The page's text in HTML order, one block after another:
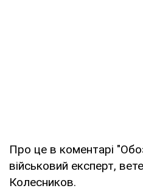
Про це в коментарі
військовий експерт,
Колесников.